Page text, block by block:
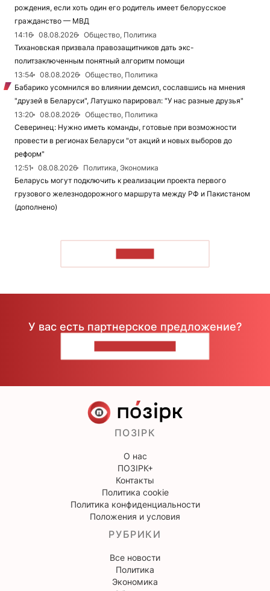
рождения, если хоть один его родитель имеет белорусское
гражданство — МВД
14:16
08.08.2026
Общество, Политика
Тихановская призвала правозащитников дать экс-
политзаключенным понятный алгоритм помощи
13:54
08.08.2026
Общество, Политика
Бабарико усомнился во влиянии демсил, сославшись на мнения
"друзей в Беларуси", Латушко парировал: "У нас разные друзья"
13:20
08.08.2026
Общество, Политика
Северинец: Нужно иметь команды, готовые при возможности
провести в регионах Беларуси "от акций и новых выборов до
реформ"
12:51
08.08.2026
Политика, Экономика
Беларусь могут подключить к реализации проекта первого
грузового железнодорожного маршрута между РФ и Пакистаном
(дополнено)
У вас есть партнерское предложение?
ПОЗІРК
О нас
ПОЗІРК+
Контакты
Политика cookie
Политика конфиденциальности
Положения и условия
РУБРИКИ
Все новости
Политика
Экономика